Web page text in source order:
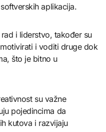
aplikacija.
i liderstvo, također su
i voditi druge dok
što je bitno u
su važne
pojedincima da
kutova i razvijaju